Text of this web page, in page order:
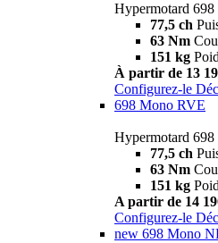
Hypermotard
77,5 ch
63 Nm
151 kg
À partir de 13
Configurez-le
698 Mono RVE
Hypermotard
77,5 ch
63 Nm
151 kg
A partir de 14
Configurez-le
new 698 Mono